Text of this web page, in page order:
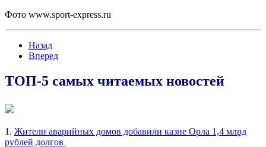
Фото www.sport-express.ru
Назад
Вперед
ТОП-5 самых читаемых новостей
1. Жители аварийных домов добавили казне Орла 1,4 млрд
рублей долгов